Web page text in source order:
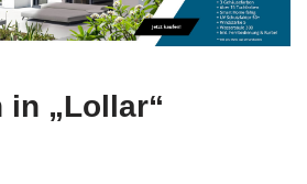
„Lollar“